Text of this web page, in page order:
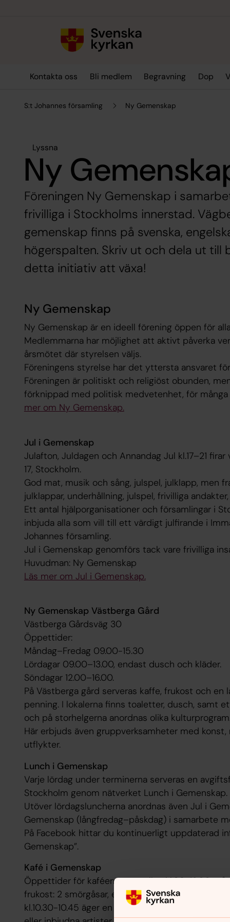
Kontakta oss Bli medlem Begravning Dop
S:t Johannes församling Ny Gemenskap
Lyssna
Ny
Föreningen Ny Gemenskap i
frivilliga i Stockholms innerstad.
gemenskap finns på svenska,
högerspalten. Skriv ut och dela ut till
detta initiativ att växa!
Ny Gemenskap
Ny Gemenskap är en ideell förening öppen för
Medlemmarna har möjlighet att aktivt påverka
årsmötet där styrelsen väljs.
Föreningens styrelse har det yttersta ansvaret
Föreningen är politiskt och religiöst obunden,
förknippad med politisk medvetenhet, för
mer om Ny Gemenskap.
Jul i Gemenskap
Julafton, Juldagen och Annandag Jul kl.17–21
17, Stockholm.
God mat, musik och sång, julspel, julklapp, men
julklappar, underhållning, julspel, frivilliga
Ett antal hjälporganisationer och församlingar i
inbjuda alla som vill till ett värdigt julfirande i
Johannes församling.
Jul i Gemenskap genomförs tack vare frivilliga
Huvudman: Ny Gemenskap
Läs mer om Jul i Gemenskap.
Ny Gemenskap Västberga Gård
Västberga Gårdsväg 30
Öppettider:
Måndag–Fredag 09.00-15.30
Lördagar 09.00–13.00, endast dusch och kläder.
Söndagar 12.00–16.00.
På Västberga gård serveras kaffe, frukost och
penning. I lokalerna finns toaletter, dusch, samt
och på storhelgerna anordnas olika
Här erbjuds även gruppverksamheter med
utflykter.
Lunch i Gemenskap
Varje lördag under terminerna serveras en
Stockholm genom nätverket Lunch i Gemenskap.
Utöver lördagsluncherna anordnas även Jul i
Gemenskap (långfredag–påskdag) i samarbete
På Facebook hittar du kontinuerligt uppdaterad
Gemenskap”.
Kafé i Gemenskap
Öppettider för kaféerna är mellan kl.09-12.00
frukost: 2 smörgåsar, en tallrik fil med müsli och
kl.10.30-10.45 äger en samling rum som kan